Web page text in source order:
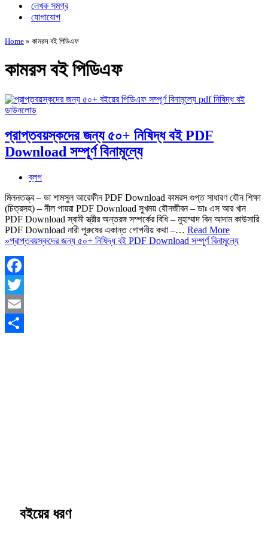
লেখক সমগ্র
যোগাযোগ
Home » কামরস বই পিডিএফ
কামরস বই পিডিএফ
প্রাপ্তবয়স্কদের জন্য ৫০+ নিষিদ্ধ বই PDF
Download সম্পূর্ণ বিনামূল্যে
ব্লগ
মিলনতত্ত্ব – ডা শামসুল আরেফীন PDF Download কামরস গুপ্ত সাধারণ যৌন শিক্ষা
(চিত্রসহ) – নীল পায়রা PDF Download সুখময় যৌনজীবন – ডাঃ এস আর খান
PDF Download স্বামী স্ত্রীর অন্তরঙ্গ সম্পর্কের বিধি – মুহাম্মাদ বিন আদাম কাউসারি
PDF Download নারী পুরুষের একান্ত গোপনীয় কথা –… Read More
»প্রাপ্তবয়স্কদের জন্য ৫০+ নিষিদ্ধ বই PDF Download সম্পূর্ণ বিনামূল্যে
Facebook
Twitter
Email
বইয়ের ধরণ